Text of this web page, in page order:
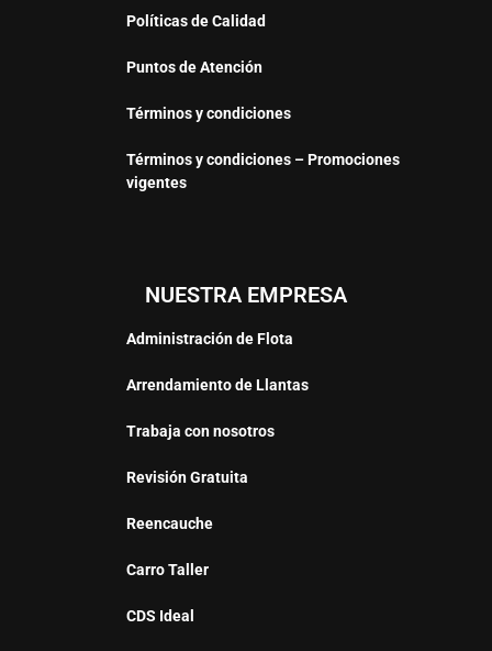
Políticas de Calidad
Puntos de Atención
Términos y condiciones
Términos y condiciones – Promociones
vigentes
NUESTRA EMPRESA
Administración de Flota
Arrendamiento de Llantas
Trabaja con nosotros
Revisión Gratuita
Reencauche
Carro Taller
CDS Ideal